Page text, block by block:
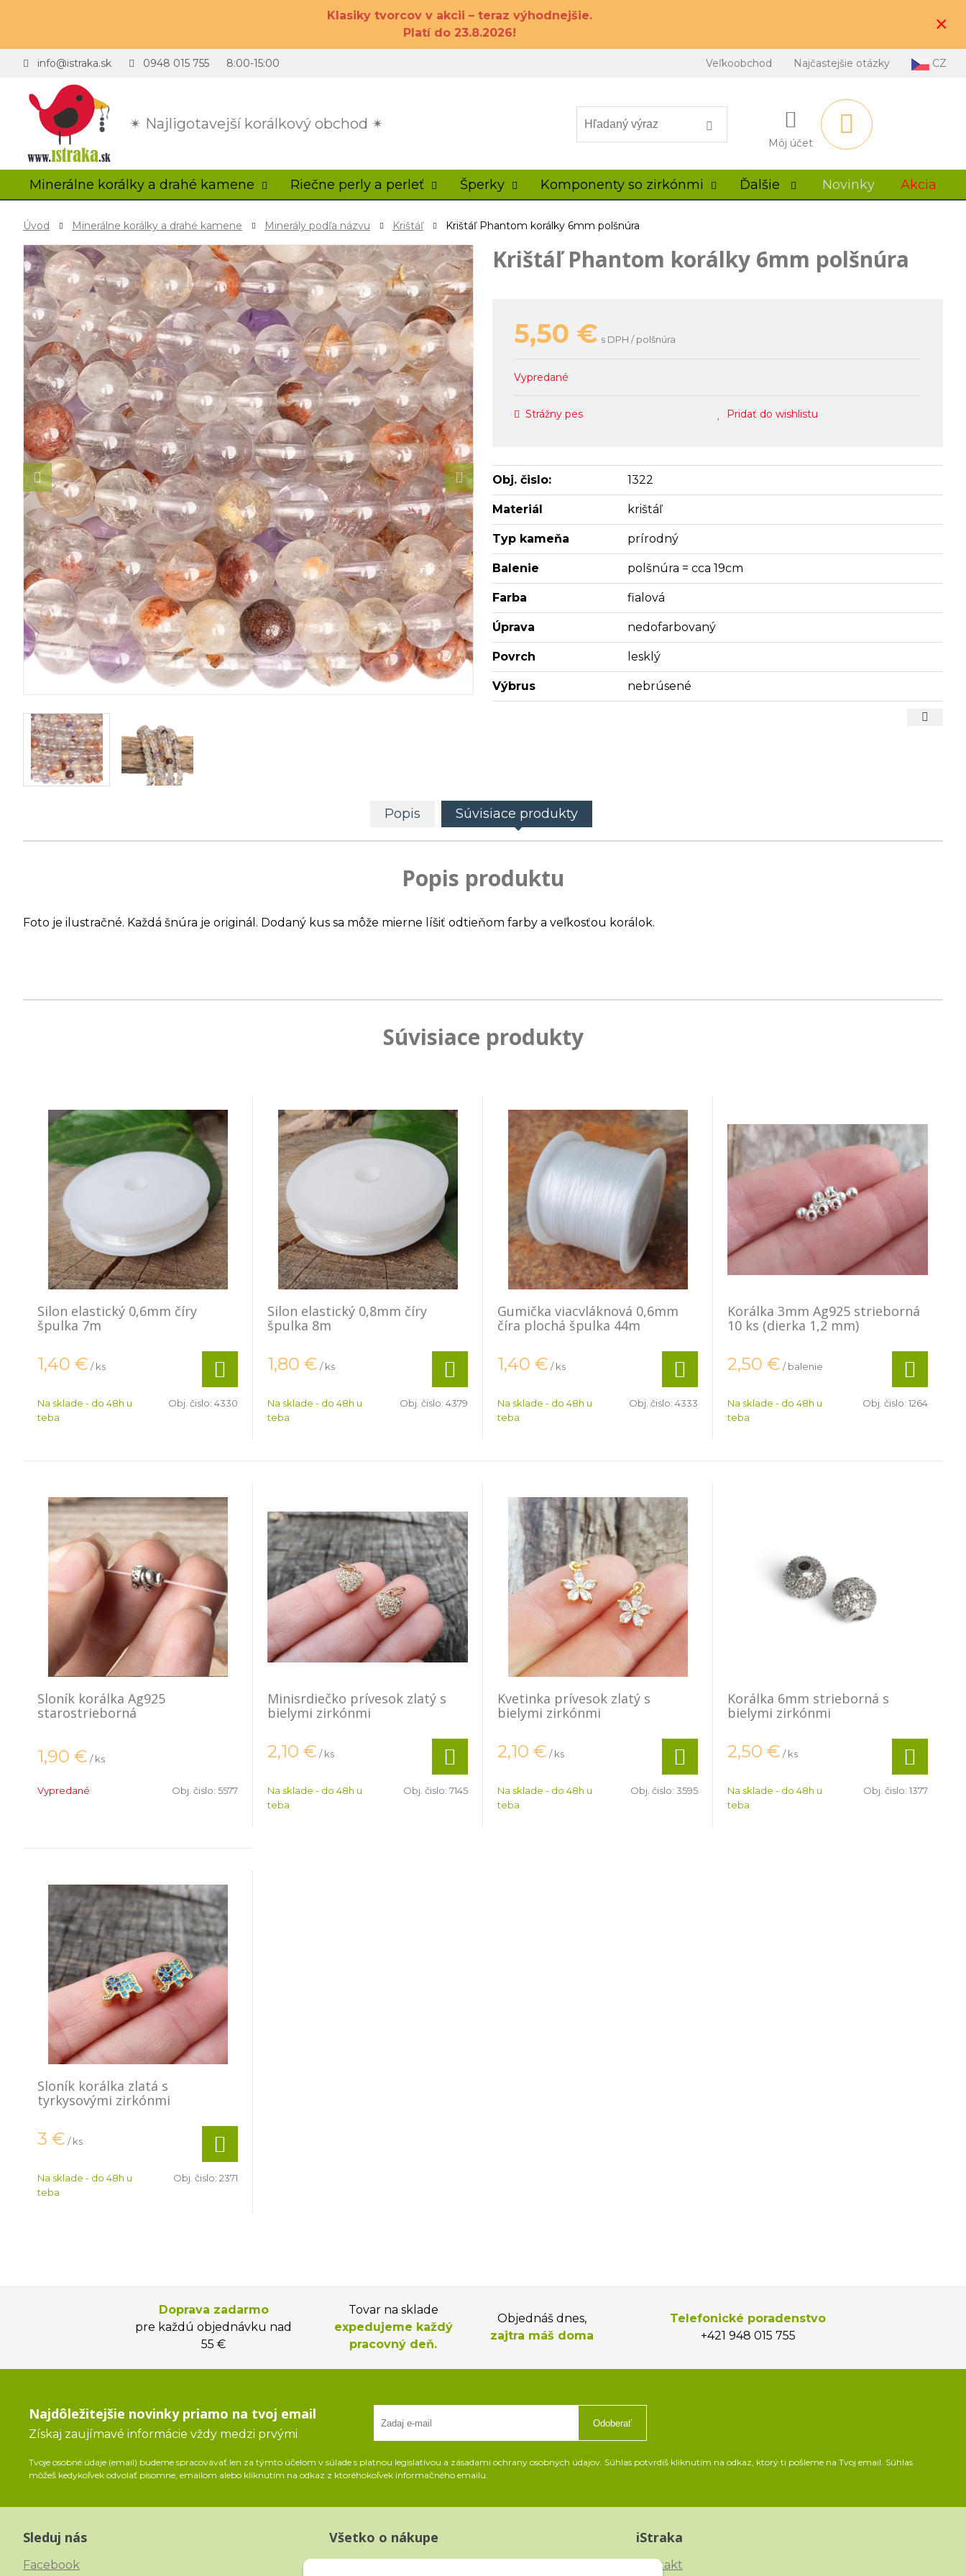
Klasiky tvorcov v akcii – teraz výhodnejšie.
Platí do 23.8.2026!
×
✴ Najligotavejší korálkový obchod ✴
info@istraka.sk 0948 015 755 8:00-15:00 Veľkoobchod Najčastejšie otázky CZ
Môj účet
Minerálne korálky a drahé kamene Riečne perly a perleť Šperky Komponenty so zirkónmi Ďalšie Novinky Akcia
Úvod Minerálne korálky a drahé kamene Minerály podľa názvu Krištáľ Krištáľ Phantom korálky 6mm polšnúra
Krištáľ Phantom korálky 6mm polšnúra
5,50 € s DPH / polšnúra
Vypredané
Strážny pes Pridať do wishlistu
Obj. čislo: 1322
Materiál krištáľ
Typ kameňa prírodný
Balenie polšnúra = cca 19cm
Farba fialová
Úprava nedofarbovaný
Povrch lesklý
Výbrus nebrúsené
Popis Súvisiace produkty
Popis produktu
Foto je ilustračné. Každá šnúra je originál. Dodaný kus sa môže mierne líšiť odtieňom farby a veľkosťou korálok.
Súvisiace produkty
Silon elastický 0,6mm číry
špulka 7m
1,40 € / ks
Na sklade - do 48h u
teba
Obj. čislo: 4330
Silon elastický 0,8mm číry
špulka 8m
1,80 € / ks
Na sklade - do 48h u
teba
Obj. čislo: 4379
Gumička viacvláknová 0,6mm
číra plochá špulka 44m
1,40 € / ks
Na sklade - do 48h u
teba
Obj. čislo: 4333
Korálka 3mm Ag925 strieborná
10 ks (dierka 1,2 mm)
2,50 € / balenie
Na sklade - do 48h u
teba
Obj. čislo: 1264
Sloník korálka Ag925
starostrieborná
1,90 € / ks
Vypredané Obj. čislo: 5577
Minisrdiečko prívesok zlatý s
bielymi zirkónmi
2,10 € / ks
Na sklade - do 48h u
teba
Obj. čislo: 7145
Kvetinka prívesok zlatý s
bielymi zirkónmi
2,10 € / ks
Na sklade - do 48h u
teba
Obj. čislo: 3595
Korálka 6mm strieborná s
bielymi zirkónmi
2,50 € / ks
Na sklade - do 48h u
teba
Obj. čislo: 1377
Sloník korálka zlatá s
tyrkysovými zirkónmi
3 € / ks
Na sklade - do 48h u
teba
Obj. čislo: 2371
Doprava zadarmo
pre každú objednávku nad
55 €
Tovar na sklade
expedujeme každý
pracovný deň.
Objednáš dnes,
zajtra máš doma
Telefonické poradenstvo
+421 948 015 755
Najdôležitejšie novinky priamo na tvoj email
Získaj zaujímavé informácie vždy medzi prvými
Odoberať
Tvoje osobné údaje (email) budeme spracovávať len za týmto účelom v súlade s platnou legislatívou a zásadami ochrany osobných údajov. Súhlas potvrdíš kliknutím na odkaz, ktorý ti pošleme na Tvoj email. Súhlas
môžeš kedykoľvek odvolať písomne, emailom alebo kliknutím na odkaz z ktoréhokoľvek informačného emailu.
Sleduj nás
Facebook
Všetko o nákupe iStraka
Kontakt